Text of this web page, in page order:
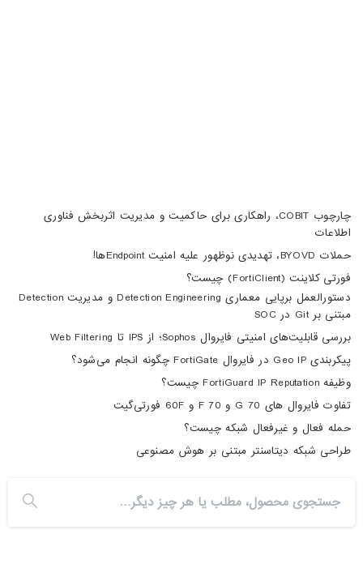
چارچوب COBIT، راهکاری برای حاکمیت و مدیریت اثربخش فناوری
اطلاعات
حملات BYOVD، تهدیدی نوظهور علیه امنیت Endpointها!
فورتی کلاینت (FortiClient) چیست؟
دستورالعمل برپایی معماری Detection Engineering و مدیریت Detection
مبتنی بر Git در SOC
بررسی قابلیت‌های امنیتی فایروال Sophos؛ از IPS تا Web Filtering
پیکربندی Geo IP در فایروال FortiGate چگونه انجام می‌شود؟
وظیفه FortiGuard IP Reputation چیست؟
تفاوت فایروال های 70 G و 70 F و 60F فورتی‌گیت
حمله فعال و غیرفعال شبکه چیست؟
طراحی شبکه دیتاسنتر مبتنی بر هوش مصنوعی